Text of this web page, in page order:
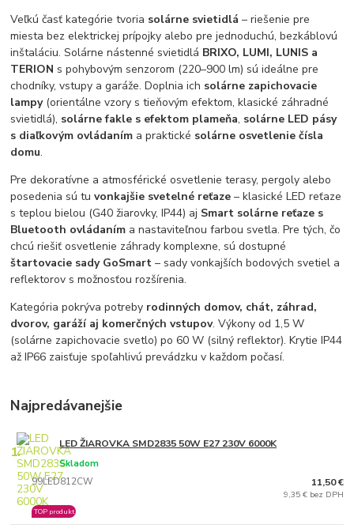
Veľkú časť kategórie tvoria solárne svietidlá – riešenie pre
miesta bez elektrickej prípojky alebo pre jednoduchú, bezkáblovú
inštaláciu. Solárne nástenné svietidlá BRIXO, LUMI, LUNIS a
TERION s pohybovým senzorom (220–900 lm) sú ideálne pre
chodníky, vstupy a garáže. Doplnia ich solárne zapichovacie
lampy(orientálne vzory s tieňovým efektom, klasické záhradné
svietidlá), solárne fakle s efektom plameňa, solárne LED pásy
s diaľkovým ovládaním a praktické solárne osvetlenie čísla
domu.
Pre dekoratívne a atmosférické osvetlenie terasy, pergoly alebo
posedenia sú tuvonkajšie svetelné reťaze – klasické LED reťaze
s teplou bielou (G40 žiarovky, IP44) aj Smart solárne reťaze s
Bluetooth ovládaním a nastaviteľnou farbou svetla. Pre tých, čo
chcú riešiť osvetlenie záhrady komplexne, sú dostupné
štartovacie sady GoSmart – sady vonkajších bodových svetiel a
reflektorov s možnosťou rozšírenia.
Kategória pokrýva potreby rodinných domov, chát, záhrad,
dvorov, garáží aj komerčných vstupov. Výkony od 1,5 W
(solárne zapichovacie svetlo) po 60 W (silný reflektor). Krytie IP44
až IP66 zaisťuje spoľahlivú prevádzku v každom počasí.
Najpredávanejšie
1. LED ŽIAROVKA SMD2835 50W E27 230V 6000K
99LED812CW
Skladom
TOP produkt
11,50 €
9,35 € bez DPH